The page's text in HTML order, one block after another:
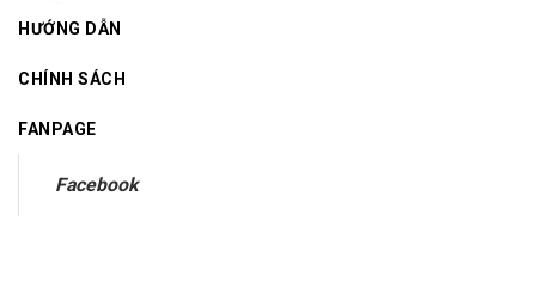
HƯỚNG DẪN
CHÍNH SÁCH
FANPAGE
Facebook